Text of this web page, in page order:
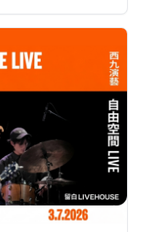
午11時至下午6
海洋徑33號 🎟️
靈魂。這些香
新混音,以嶄新能
個輝煌年代。
及 Hoegarden
,在復古勁歌中
穿越時空回到廣
滿滿正能量包裹
是初次探索這些
絕的驚喜與歡樂!
) ⏰ 時間:晚上8時
麗華酒店5樓 🎟